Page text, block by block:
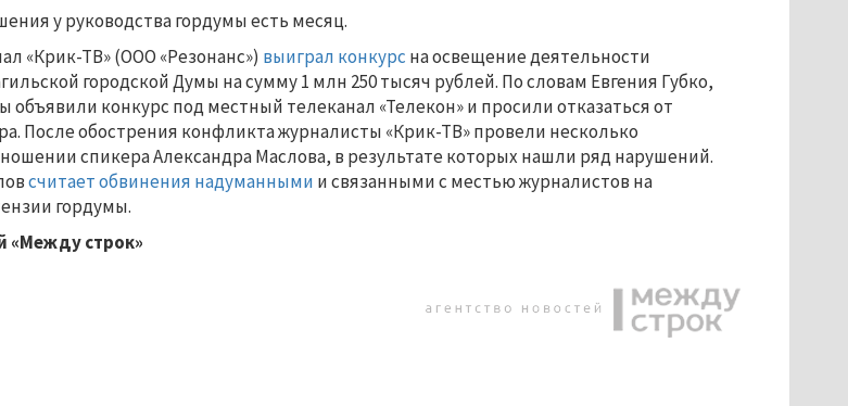
у руководства гордумы есть месяц.
«Крик-ТВ» (ООО «Резонанс») выиграл конкурс на освещение деятельности
городской Думы на сумму 1 млн 250 тысяч рублей. По словам Евгения Губко,
объявили конкурс под местный телеканал «Телекон» и просили отказаться от
После обострения конфликта журналисты «Крик-ТВ» провели несколько
спикера Александра Маслова, в результате которых нашли ряд нарушений.
считает обвинения надуманными и связанными с местью журналистов на
гордумы.
«Между строк»